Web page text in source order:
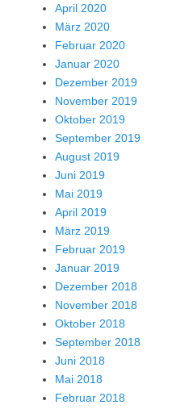
April 2020
März 2020
Februar 2020
Januar 2020
Dezember 2019
November 2019
Oktober 2019
September 2019
August 2019
Juni 2019
Mai 2019
April 2019
März 2019
Februar 2019
Januar 2019
Dezember 2018
November 2018
Oktober 2018
September 2018
Juni 2018
Mai 2018
Februar 2018